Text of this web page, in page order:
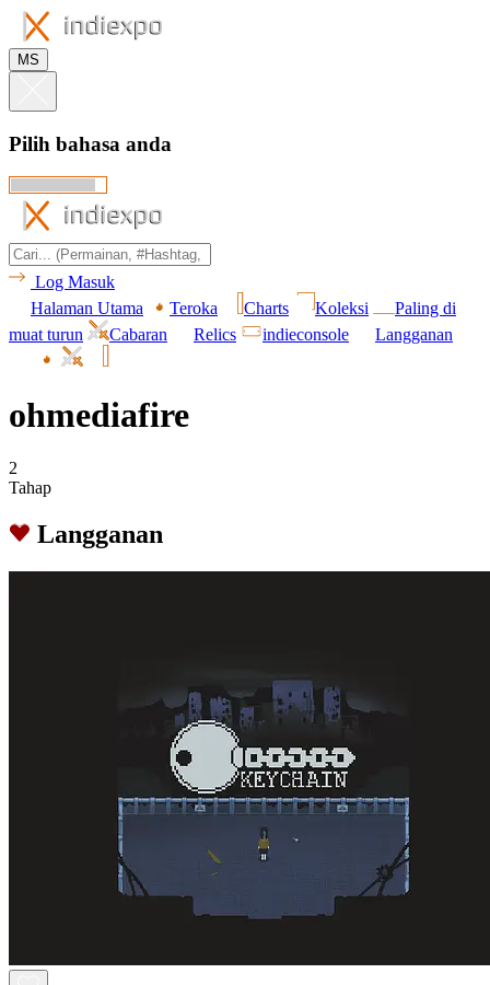
MS
Pilih bahasa anda
Log Masuk
Halaman Utama
Teroka Charts Koleksi
Paling di
muat turun
Cabaran Relics indieconsole Langganan
ohmediafire
2
Tahap
Langganan